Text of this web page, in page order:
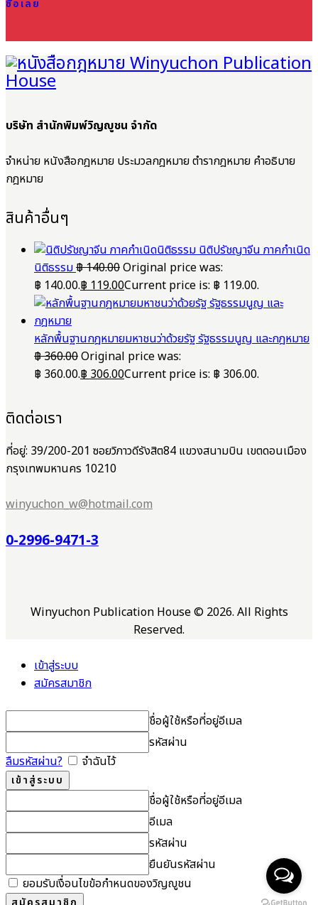
ซื้อเลย
บริษัท สำนักพิมพ์วิญญูชน จำกัด
จำหน่าย หนังสือกฎหมาย ประมวลกฎหมาย ตำรากฎหมาย คำอธิบาย
กฎหมาย
สินค้าอื่นๆ
นิติปรัชญาจีน ภาคกำเนิด
นิติธรรม฿140.00Original price was:
฿ 140.00.฿119.00Current price is: ฿ 119.00.
หลักพื้นฐานกฎหมายมหาชนว่าด้วยรัฐ รัฐธรรมนูญ และกฎหมาย
฿360.00Original price was:
฿ 360.00.฿306.00Current price is: ฿ 306.00.
ติดต่อเรา
ที่อยู่: 39/200-201 ซอยวิภาวดีรังสิต84 แขวงสนามบิน เขตดอนเมือง
กรุงเทพมหานคร 10210
winyuchon_w@hotmail.com
0-2996-9471-3
Winyuchon Publication House © 2026. All Rights
Reserved.
เข้าสู่ระบบ
สมัครสมาชิก
ชื่อผู้ใช้หรือที่อยู่อีเมล
รหัสผ่าน
ลืมรหัสผ่าน?
จำฉันไว้
ชื่อผู้ใช้หรือที่อยู่อีเมล
อีเมล
รหัสผ่าน
ยืนยันรหัสผ่าน
ยอมรับเงื่อนไขข้อกำหนดของวิญญูชน